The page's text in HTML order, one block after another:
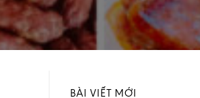
BÀI VIẾT MỚI